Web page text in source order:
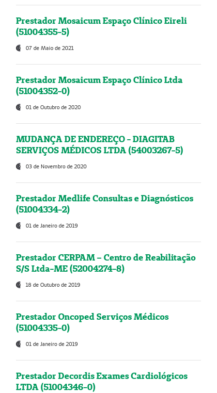
Prestador Mosaicum Espaço Clínico Eireli
(51004355-5)
07 de Maio de 2021
Prestador Mosaicum Espaço Clínico Ltda
(51004352-0)
01 de Outubro de 2020
MUDANÇA DE ENDEREÇO - DIAGITAB
SERVIÇOS MÉDICOS LTDA (54003267-5)
03 de Novembro de 2020
Prestador Medlife Consultas e Diagnósticos
(51004334-2)
01 de Janeiro de 2019
Prestador CERPAM – Centro de Reabilitação
S/S Ltda-ME (52004274-8)
18 de Outubro de 2019
Prestador Oncoped Serviços Médicos
(51004335-0)
01 de Janeiro de 2019
Prestador Decordis Exames Cardiológicos
LTDA (51004346-0)